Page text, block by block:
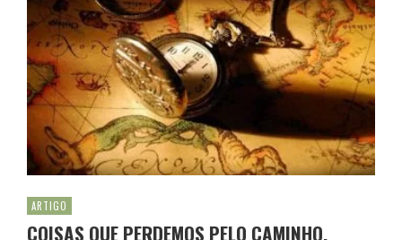
ARTIGO
COISAS QUE PERDEMOS PELO CAMINHO.